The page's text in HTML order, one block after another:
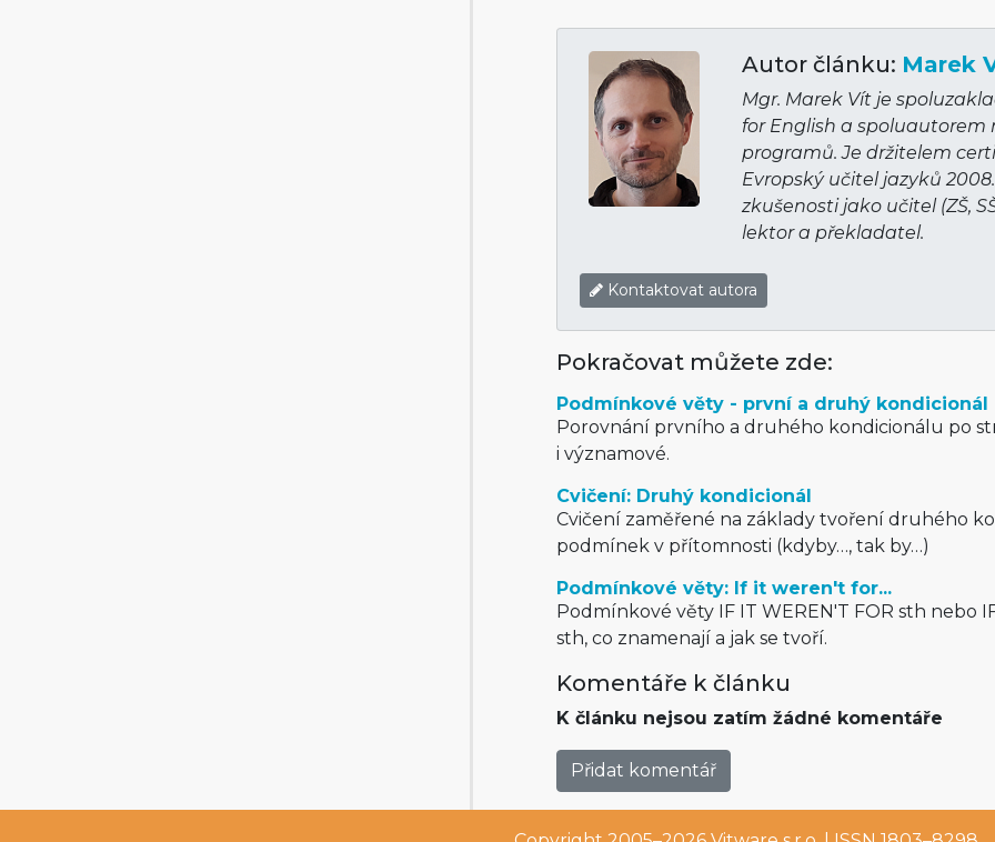
Autor článku: Marek
Mgr. Marek Vít je
for English a spoluautorem
programů. Je držitelem
Evropský učitel jazyků
zkušenosti jako učitel (ZŠ,
lektor a překladatel.
Kontaktovat autora
Pokračovat můžete zde:
Podmínkové věty - první a druhý kondicionál
Porovnání prvního a druhého kondicionálu po
i významové.
Cvičení: Druhý kondicionál
Cvičení zaměřené na základy tvoření druhého
podmínek v přítomnosti (kdyby…, tak by…)
Podmínkové věty: If it weren't for...
Podmínkové věty IF IT WEREN'T FOR sth nebo
sth, co znamenají a jak se tvoří.
Komentáře k článku
K článku nejsou zatím žádné komentáře
Přidat komentář